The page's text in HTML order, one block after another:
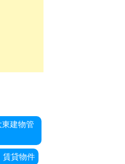
建物管
賃貸物件